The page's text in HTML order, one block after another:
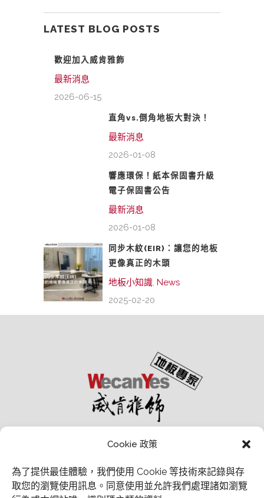
Cookie 政策
為了提供最佳體驗，我們使用 Cookie 等技術來記錄與存
取您的瀏覽使用訊息。 同意使用並允許我們處理諸如瀏覽
LATEST BLOG POSTS
歡迎加入威肯雅飾
最新消息
2026-06-15
直角vs.倒角地板大對決！
最新消息
2026-01-08
響應環保！紙本保固書升級
電子保固書公告
最新消息
2026-01-08
同步木紋(EIR)：讓您的地板
更像真正的木頭
地板小知識, News
2025-02-20